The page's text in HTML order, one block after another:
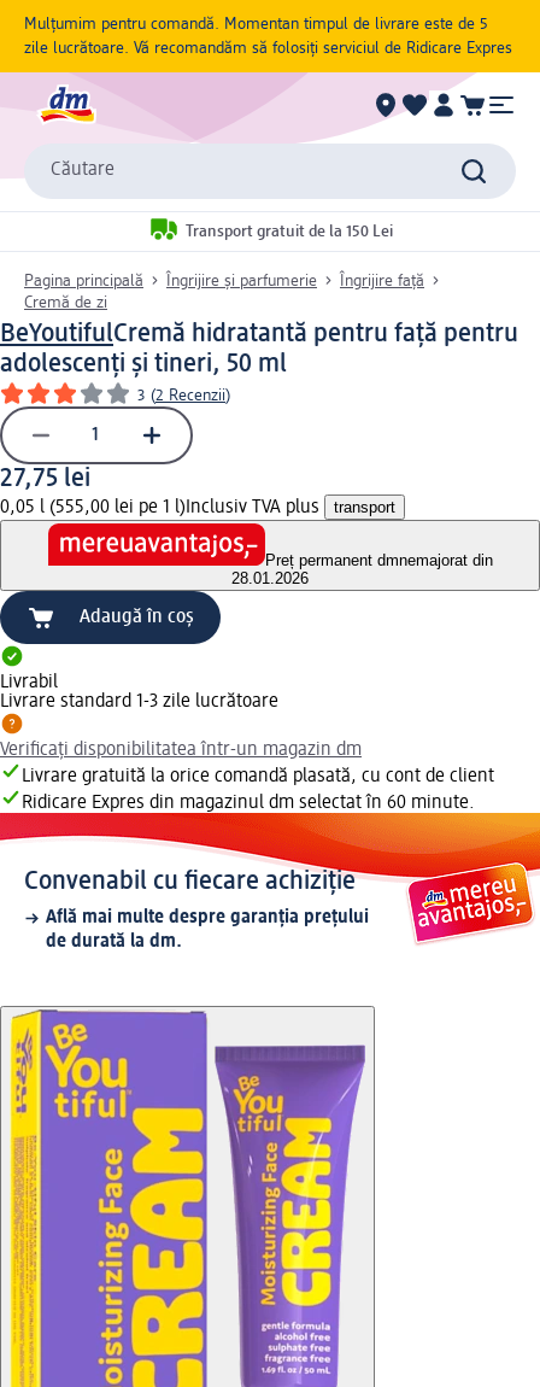
Mulțumim pentru comandă. Momentan timpul de livrare este de 5
zile lucrătoare. Vă recomandăm să folosiți serviciul de Ridicare Expres
Căutare
Transport gratuit de la 150 Lei
Pagina principală Îngrijire și parfumerie
Îngrijire față
Cremă de zi
BeYoutifulCremă hidratantă pentru față pentru
adolescenți și tineri, 50 ml
3 (2 Recenzii)
27,75 lei
0,05 l (555,00 lei pe 1 l) Inclusiv TVA plus transport
Preț permanent dmnemajorat din
28.01.2026
Adaugă în coș
Livrabil
Livrare standard 1-3 zile lucrătoare
Verificați disponibilitatea într-un magazin dm
Livrare gratuită la orice comandă plasată, cu cont de client
Ridicare Expres din magazinul dm selectat în 60 minute.
Convenabil cu fiecare achiziție
Află mai multe despre garanția prețului
de durată la dm.